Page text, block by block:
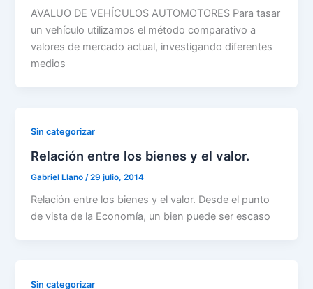
AVALUO DE VEHÍCULOS AUTOMOTORES Para tasar
un vehículo utilizamos el método comparativo a
valores de mercado actual, investigando diferentes
medios
Sin categorizar
Relación entre los bienes y el valor.
Gabriel Llano /29 julio, 2014
Relación entre los bienes y el valor. Desde el punto
de vista de la Economía, un bien puede ser escaso
Sin categorizar